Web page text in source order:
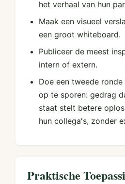
het verhaal van hun
Maak een visueel
een groot whiteboard.
Publiceer de meest
intern of extern.
Doe een tweede
op te sporen: gedrag
staat stelt betere
hun collega's, zonder
Praktische